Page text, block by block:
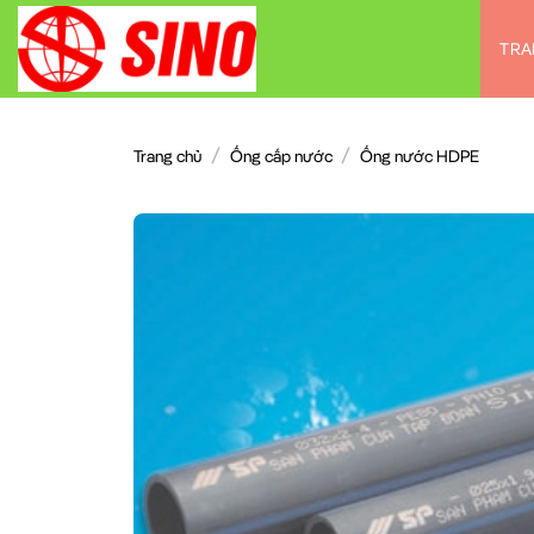
Chuyển
đến
nội
dung
Trang chủ / Ống cấp nước / Ống nước HDPE